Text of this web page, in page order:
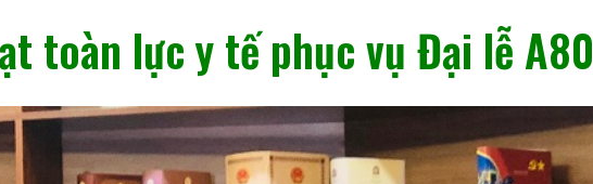
toàn lực y tế phục vụ Đại lễ A80